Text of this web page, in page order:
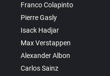
Franco Colapinto
Pierre Gasly
Isack Hadjar
Max Verstappen
Alexander Albon
Carlos Sainz